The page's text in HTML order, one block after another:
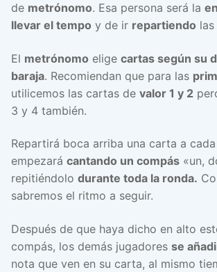
de metrónomo. Esa persona será la
llevar el tempo y de ir repartiendo las
El metrónomo elige cartas según su
baraja. Recomiendan que para las
utilicemos las cartas de valor 1 y 2
3 y 4 también.
Repartirá boca arriba una carta a
empezará cantando un compás «un,
repitiéndolo durante toda la ronda.
sabremos el ritmo a seguir.
Después de que haya dicho en alto
compás, los demás jugadores se
nota que ven en su carta, al mismo